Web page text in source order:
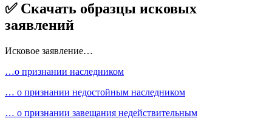
✅ Скачать образцы исковых
заявлений
Исковое заявление…
…о признании наследником
… о признании недостойным наследником
… о признании завещания недействительным